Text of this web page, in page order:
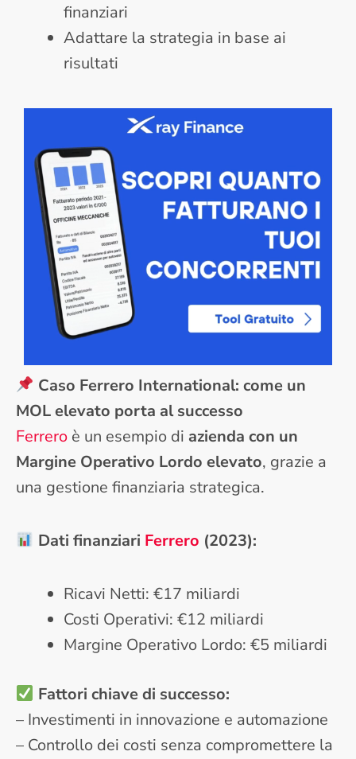
finanziari
Adattare la strategia in base ai
risultati
Caso Ferrero International: come un
MOL elevato porta al successo
Ferrero è un esempio di azienda con un
Margine Operativo Lordo elevato, grazie a
una gestione finanziaria strategica.
Dati finanziari Ferrero (2023):
Ricavi Netti: €17 miliardi
Costi Operativi: €12 miliardi
Margine Operativo Lordo: €5 miliardi
Fattori chiave di successo:
– Investimenti in innovazione e automazione
– Controllo dei costi senza compromettere la